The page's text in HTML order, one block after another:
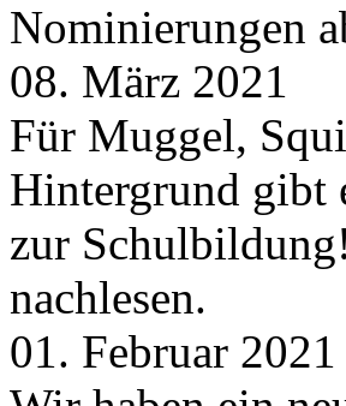
Nominierungen
08. März 2021
Für Muggel,
Hintergrund gibt
zur
nachlesen.
01. Februar 2021